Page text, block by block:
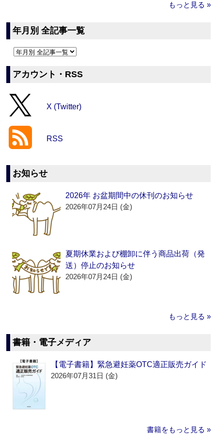
もっと見る »
年月別 全記事一覧
アカウント・RSS
X (Twitter)
RSS
お知らせ
2026年 お盆期間中の休刊のお知らせ
2026年07月24日 (金)
夏期休業および棚卸に伴う商品出荷（発
送）停止のお知らせ
2026年07月24日 (金)
もっと見る »
書籍・電子メディア
【電子書籍】緊急避妊薬OTC適正販売ガイド
2026年07月31日 (金)
書籍をもっと見る »